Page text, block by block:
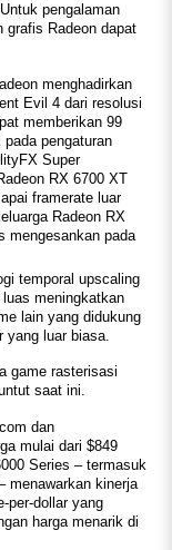
pengalaman
grafis Radeon dapat
menghadirkan
Evil 4 dari resolusi
memberikan 99
pengaturan
Super
RX 6700 XT
framerate luar
Radeon RX
mengesankan pada
temporal upscaling
meningkatkan
lain yang didukung
luar biasa.
game rasterisasi
saat ini.
dan
mulai dari $849
Series – termasuk
menawarkan kinerja
per-dollar yang
harga menarik di